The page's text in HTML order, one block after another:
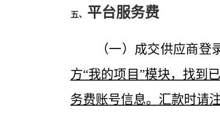
五、 平台服务费
（一）成交供应商
方“我的项目 ”模块，找到
务费账号信息。汇款时请